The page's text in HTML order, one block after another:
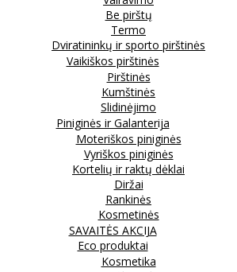
Be pirštų
Termo
Dviratininkų ir sporto pirštinės
Vaikiškos pirštinės
Pirštinės
Kumštinės
Slidinėjimo
Piniginės ir Galanterija
Moteriškos piniginės
Vyriškos piniginės
Kortelių ir raktų dėklai
Diržai
Rankinės
Kosmetinės
SAVAITĖS AKCIJA
Eco produktai
Kosmetika